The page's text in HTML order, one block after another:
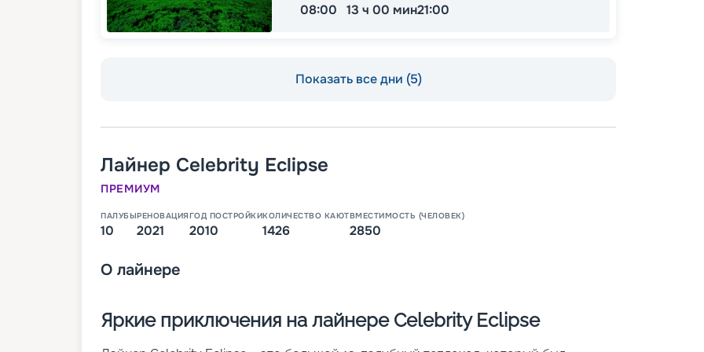
08:00 13 ч 00 мин21:00
Показать все дни (5)
Лайнер Celebrity Eclipse
ПРЕМИУМ
ПАЛУБЫ
10
РЕНОВАЦИЯ
2021
ГОД ПОСТРОЙКИ
2010
КОЛИЧЕСТВО КАЮТ
1426
ВМЕСТИМОСТЬ (ЧЕЛОВЕК)
2850
О лайнере
Яркие приключения на лайнере Celebrity Eclipse